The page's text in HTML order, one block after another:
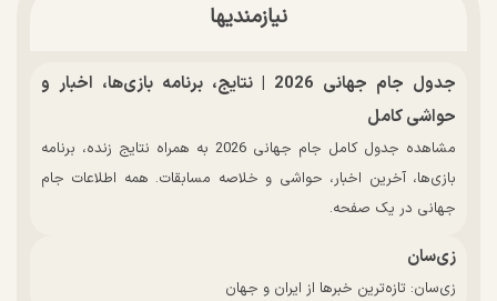
نیازمندیها
جدول جام جهانی 2026 | نتایج، برنامه بازی‌ها، اخبار و
حواشی کامل
مشاهده جدول کامل جام جهانی 2026 به همراه نتایج زنده، برنامه
بازی‌ها، آخرین اخبار، حواشی و خلاصه مسابقات. همه اطلاعات جام
جهانی در یک صفحه.
زی‌سان
زی‌سان: تازه‌ترین خبرها از ایران و جهان